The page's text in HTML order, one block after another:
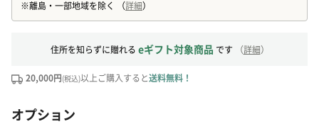
住所を知らずに贈れる eギフト対象商品 です （詳細）
20,000円(税込)以上ご購入すると送料無料！
オプション